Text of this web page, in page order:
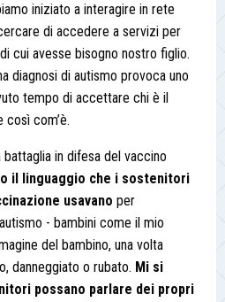
iniziato a interagire in rete
di accedere a servizi per
cui avesse bisogno nostro figlio.
diagnosi di autismo provoca uno
tempo di accettare chi è il
com’è.
in difesa del vaccino
il linguaggio che i sostenitori
usavano per
- bambini come il mio
del bambino, una volta
danneggiato o rubato. Mi si
possano parlare dei propri